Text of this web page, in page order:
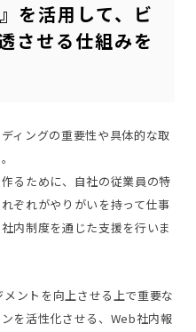
を活用して、ビ
させる仕組みを
ィングの重要性や具体的な取
るために、自社の従業員の特
ぞれがやりがいを持って仕事
内制度を通じた支援を行いま
メントを向上させる上で重要な
を活性化させる、Web社内報